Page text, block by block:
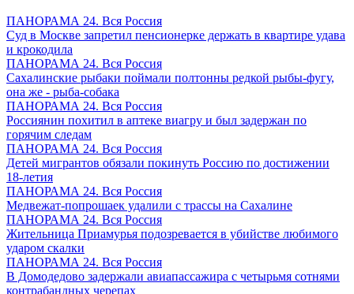
ПАНОРАМА 24. Вся Россия
Суд в Москве запретил пенсионерке держать в квартире удава
и крокодила
ПАНОРАМА 24. Вся Россия
Сахалинские рыбаки поймали полтонны редкой рыбы-фугу,
она же - рыба-собака
ПАНОРАМА 24. Вся Россия
Россиянин похитил в аптеке виагру и был задержан по
горячим следам
ПАНОРАМА 24. Вся Россия
Детей мигрантов обязали покинуть Россию по достижении
18-летия
ПАНОРАМА 24. Вся Россия
Медвежат-попрошаек удалили с трассы на Сахалине
ПАНОРАМА 24. Вся Россия
Жительница Приамурья подозревается в убийстве любимого
ударом скалки
ПАНОРАМА 24. Вся Россия
В Домодедово задержали авиапассажира с четырьмя сотнями
контрабандных черепах